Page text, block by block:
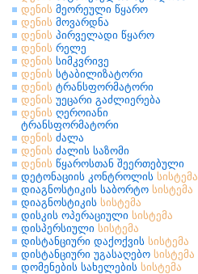
დენის მეორეული წყარო
დენის მოვარდნა
დენის პირველადი წყარო
დენის რელე
დენის სიმკვრივე
დენის სტაბილიზატორი
დენის ტრანსფორმატორი
დენის უეცარი გაძლიერება
დენის ღეროიანი
ტრანსფორმატორი
დენის ძალა
დენის ძალის საზომი
დენის წყაროსთან შეერთებული
დეტონაციის კონტროლის სისტემა
დიაგნოსტიკის საბორტო სისტემა
დიაგნოსტიკის სისტემა
დისკის ოპერაციული სისტემა
დისპერსიული სისტემა
დისტანციური დაქოქვის სისტემა
დისტანციური უგასაღებო სისტემა
დომენების სახელების სისტემა